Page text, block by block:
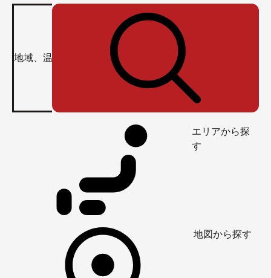
エリアから探
す
地図から探す